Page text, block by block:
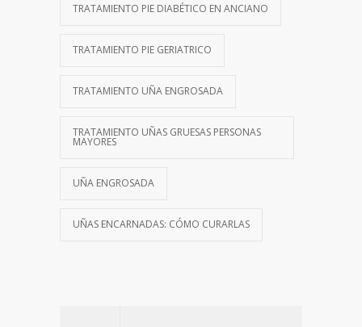
TRATAMIENTO PIE DIABÉTICO EN ANCIANO
TRATAMIENTO PIE GERIATRICO
TRATAMIENTO UÑA ENGROSADA
TRATAMIENTO UÑAS GRUESAS PERSONAS
MAYORES
UÑA ENGROSADA
UÑAS ENCARNADAS: CÓMO CURARLAS